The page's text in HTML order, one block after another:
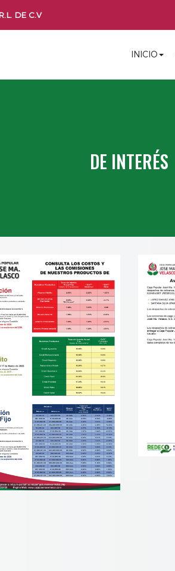
DE C.V
INICIO
DE INTERÉS